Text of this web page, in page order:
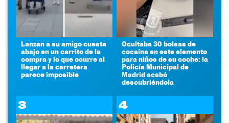
Lanzan a su amigo cuesta
abajo en un carrito de la
compra y lo que ocurre al
llegar a la carretera
parece imposible
Ocultaba 30 bolsas de
cocaína en este elemento
para niños de su coche: la
Policía Municipal de
Madrid acabó
descubriéndola
3 4